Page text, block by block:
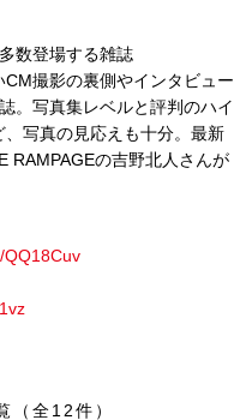
数登場する雑誌
CM撮影の裏側やインタビュー
。写真集レベルと評判のハイ
写真の見応えも十分。最新
RAMPAGEの吉野北人さんが
QQ18Cuv
（全12件）